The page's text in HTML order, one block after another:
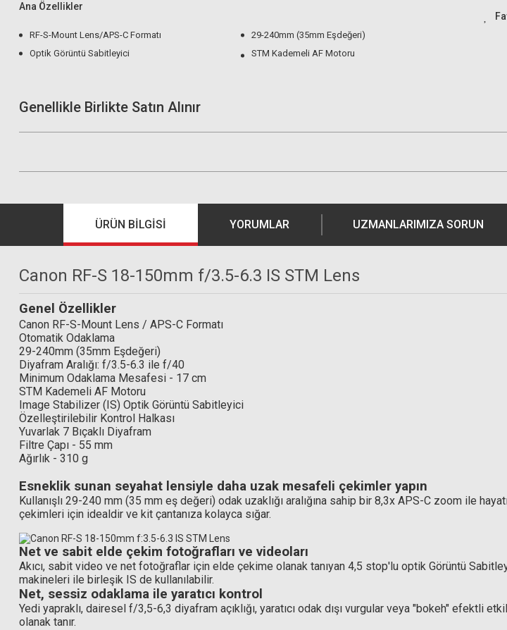
Ana Özellikler
RF-S-Mount Lens/APS-C Formatı
29-240mm (35mm Eşdeğeri)
Optik Görüntü Sabitleyici
STM Kademeli AF Motoru
Genellikle Birlikte Satın Alınır
Hoya 55mm HMC NDX8 (3 Stop) Multi Coated Filtre
ÜRÜN BILGISI YORUMLAR UZMANLARIMIZA SORUN
Canon RF-S 18-150mm f/3.5-6.3 IS STM Lens
Genel Özellikler
Canon RF-S-Mount Lens / APS-C Formatı
Otomatik Odaklama
29-240mm (35mm Eşdeğeri)
Diyafram Aralığı: f/3.5-6.3 ile f/40
Minimum Odaklama Mesafesi - 17 cm
STM Kademeli AF Motoru
Image Stabilizer (IS) Optik Görüntü Sabitleyici
Özelleştirilebilir Kontrol Halkası
Yuvarlak 7 Bıçaklı Diyafram
Filtre Çapı - 55 mm
Ağırlık - 310 g
Esneklik sunan seyahat lensiyle daha uzak mesafeli çekimler yapın
Kullanışlı 29-240 mm (35 mm eş değeri) odak uzaklığı aralığına sahip bir 8,3x APS-C zoom ile
çekimleri için idealdir ve kit çantanıza kolayca sığar.
Net ve sabit elde çekim fotoğrafları ve videoları
Akıcı, sabit video ve net fotoğraflar için elde çekime olanak tanıyan 4,5 stop'lu optik Görüntü
makineleri ile birleşik IS de kullanılabilir.
Net, sessiz odaklama ile yaratıcı kontrol
Yedi yapraklı, dairesel f/3,5-6,3 diyafram açıklığı, yaratıcı odak dışı vurgular veya "bokeh" efektli
olanak tanır.